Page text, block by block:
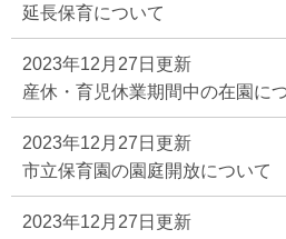
延長保育について
2023年12月27日更新
産休・育児休業期間中の在園に
2023年12月27日更新
市立保育園の園庭開放について
2023年12月27日更新